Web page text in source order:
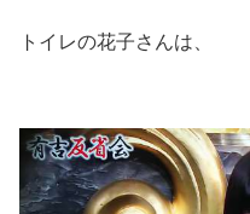
トイレの花子さんは、